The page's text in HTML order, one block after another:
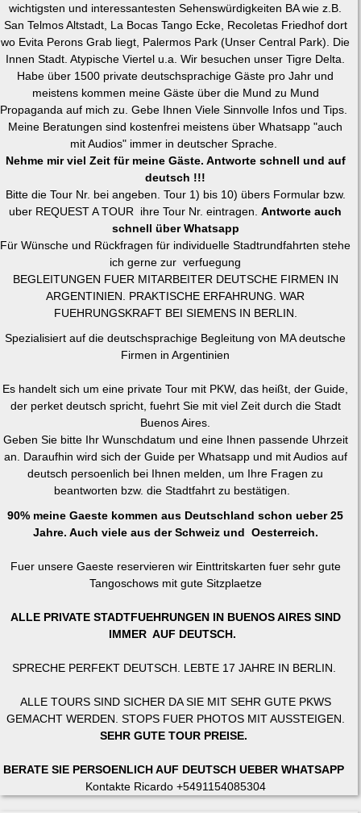
wichtigsten und interessantesten Sehenswürdigkeiten BA wie z.B.
San Telmos Altstadt, La Bocas Tango Ecke, Recoletas Friedhof dort
wo Evita Perons Grab liegt, Palermos Park (Unser Central Park). Die
Innen Stadt. Atypische Viertel u.a. Wir besuchen unser Tigre Delta.
Habe über 1500 private deutschsprachige Gäste pro Jahr und
meistens kommen meine Gäste über die Mund zu Mund
Propaganda auf mich zu. Gebe Ihnen Viele Sinnvolle Infos und Tips.
Meine Beratungen sind kostenfrei meistens über Whatsapp "auch
mit Audios" immer in deutscher Sprache.
Nehme mir viel Zeit für meine Gäste. Antworte schnell und auf
deutsch !!!
Bitte die Tour Nr. bei angeben. Tour 1) bis 10) übers Formular bzw.
uber REQUEST A TOUR ihre Tour Nr. eintragen.Antworte auch
schnell über Whatsapp
Für Wünsche und Rückfragen für individuelle Stadtrundfahrten stehe
ich gerne zur verfuegung
BEGLEITUNGEN FUER MITARBEITER DEUTSCHE FIRMEN IN
ARGENTINIEN. PRAKTISCHE ERFAHRUNG. WAR
FUEHRUNGSKRAFT BEI SIEMENS IN BERLIN.
Spezialisiert auf die deutschsprachige Begleitung von MA deutsche
Firmen in Argentinien
Es handelt sich um eine private Tour mit PKW, das heißt, der Guide,
der perket deutsch spricht, fuehrt Sie mit viel Zeit durch die Stadt
Buenos Aires.
Geben Sie bitte Ihr Wunschdatum und eine Ihnen passende Uhrzeit
an. Daraufhin wird sich der Guide per Whatsapp und mit Audios auf
deutsch persoenlich bei Ihnen melden, um Ihre Fragen zu
beantworten bzw. die Stadtfahrt zu bestätigen.
90% meine Gaeste kommen aus Deutschland schon ueber 25
Jahre. Auch viele aus der Schweiz und Oesterreich.
Fuer unsere Gaeste reservieren wir Einttritskarten fuer sehr gute
Tangoschows mit gute Sitzplaetze
ALLE PRIVATE STADTFUEHRUNGEN IN BUENOS AIRES SIND
IMMER AUF DEUTSCH.
SPRECHE PERFEKT DEUTSCH. LEBTE 17 JAHRE IN BERLIN.
ALLE TOURS SIND SICHER DA SIE MIT SEHR GUTE PKWS
GEMACHT WERDEN. STOPS FUER PHOTOS MIT AUSSTEIGEN.
SEHR GUTE TOUR PREISE.
BERATE SIE PERSOENLICH AUF DEUTSCH UEBER WHATSAPP
Kontakte Ricardo +5491154085304